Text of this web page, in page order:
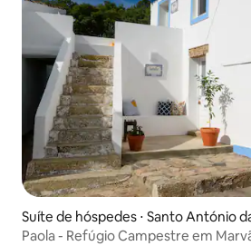
Suíte de hóspedes ⋅ Santo António
Paola - Refúgio Campestre em